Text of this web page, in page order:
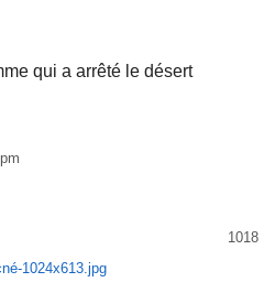
qui a arrêté le désert
1018